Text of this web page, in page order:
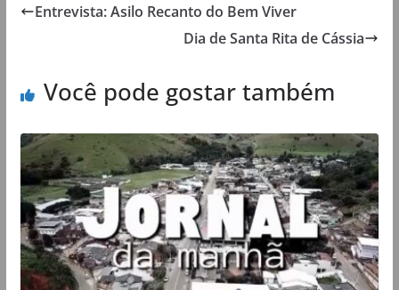
Entrevista: Asilo Recanto do Bem Viver
Dia de Santa Rita de Cássia
Você pode gostar também